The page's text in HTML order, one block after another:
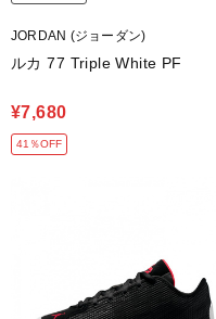
JORDAN (ジョーダン)
ルカ 77 Triple White PF
¥7,680
41％OFF